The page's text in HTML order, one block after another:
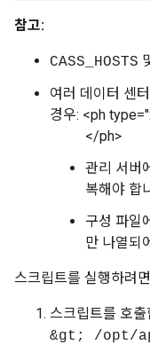
참고:
CASS_HOSTS
여러 데이터 센
경우: <ph
</ph>
관리 서버
복해야 합
구성 파일
만 나열되
스크립트를 실행하려
스크립트를 호출
&gt; /opt/